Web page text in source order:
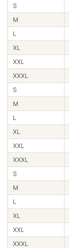
S
M
L
XL
XXL
XXXL
S
M
L
XL
XXL
XXXL
S
M
L
XL
XXL
XXXL